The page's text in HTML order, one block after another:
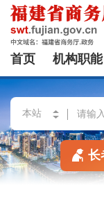
首页 机构职能
长